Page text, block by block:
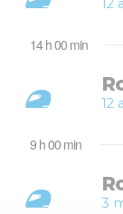
avril
2026
12
14 h 00 min
12
9 h 00 min
3